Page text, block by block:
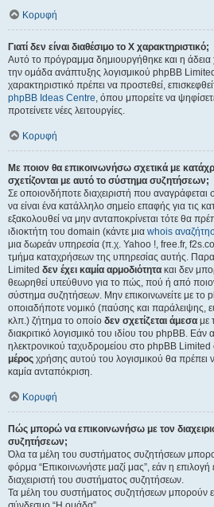
Κορυφή
Γιατί δεν είναι διαθέσιμο το Χ χαρακτηριστικό;
Αυτό το πρόγραμμα δημιουργήθηκε και η
την ομάδα ανάπτυξης λογισμικού phpBB
χαρακτηριστικό πρέπει να προστεθεί,
phpBB Ideas Centre, όπου μπορείτε να
προτείνετε νέες λειτουργίες.
Κορυφή
Με ποιον θα επικοινωνήσω σχετικά με
σχετίζονται με αυτό το σύστημα συζητήσεων;
Σε οποιονδήποτε διαχειριστή που
να είναι ένα κατάλληλο σημείο επαφής για τις
εξακολουθεί να μην ανταποκρίνεται τότε θα
ιδιοκτήτη του domain (κάντε μια whois
μια δωρεάν υπηρεσία (π.χ. Yahoo !, free.fr,
τμήμα καταχρήσεων της υπηρεσίας αυτής.
Limited δεν έχει καμία αρμοδιότητα και δεν
θεωρηθεί υπεύθυνο για το πώς, πού ή από
σύστημα συζητήσεων. Μην επικοινωνείτε με το
οποιαδήποτε νομικό (παύσης και παράλειψης,
κλπ.) ζήτημα το οποίο δεν σχετίζεται άμεσα με
διακριτικό λογισμικό του ιδίου του phpBB. Εάν
ηλεκτρονικού ταχυδρομείου στο phpBB Limited
μέρος χρήσης αυτού του λογισμικού θα πρέπει
καμία ανταπόκριση.
Κορυφή
Πώς μπορώ να επικοινωνήσω με τον
συζητήσεων;
Όλα τα μέλη του συστήματος συζητήσεων
φόρμα “Επικοινωνήστε μαζί μας”, εάν η επιλογή
διαχειριστή του συστήματος συζητήσεων.
Τα μέλη του συστήματος συζητήσεων μπορούν